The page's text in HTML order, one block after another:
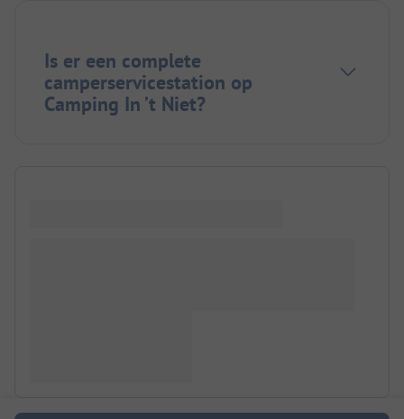
Is er een complete
camperservicestation op
Camping In ’t Niet?